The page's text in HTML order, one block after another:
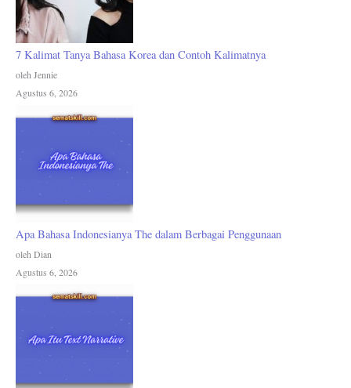
7 Kalimat Tanya Bahasa Korea dan Contoh Kalimatnya
oleh Jennie
Agustus 6, 2026
Apa Bahasa Indonesianya The dalam Berbagai Penggunaan
oleh Dian
Agustus 6, 2026